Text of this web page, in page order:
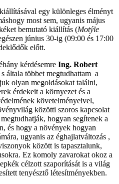
egy különleges élményt
most sem, ugyanis május
bemutató kiállítás (Motýle
június 30-ig (09:00 és 17:00
előtt.
kérdésemre Ing. Robert
általa többet megtudhattam a
olyan megoldásokat találni,
érdekeit a környezet és a
követelményeivel,
közötti szoros kapcsolat
hogyan segítenek a
és hogy a növények hogyan
ugyanis az éghajlatváltozás ,
között is tapasztalunk,
Ez komoly zavarokat okoz a
célzott szaporítását is a világ
tenyésztő létesítményekben.